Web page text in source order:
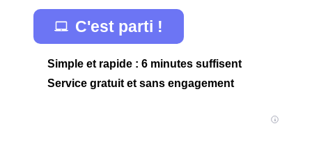
C'est parti !
Simple et rapide : 6 minutes suffisent
Service gratuit et sans engagement